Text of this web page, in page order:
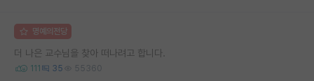
명예의전당
더 나은 교수님을 찾아 떠나려고 합니다.
111 35 55360